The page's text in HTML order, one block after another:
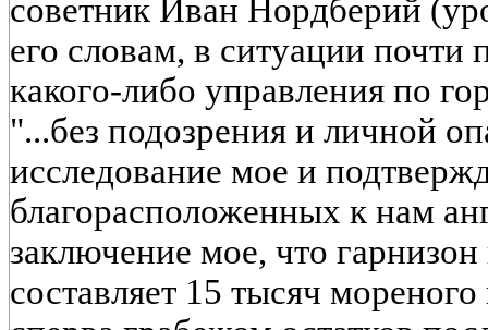
советник Иван Нордберий
его словам, в ситуации почти
какого-либо управления по
"...без подозрения и личной
исследование мое и
благорасположенных к нам
заключение мое, что
составляет 15 тысяч